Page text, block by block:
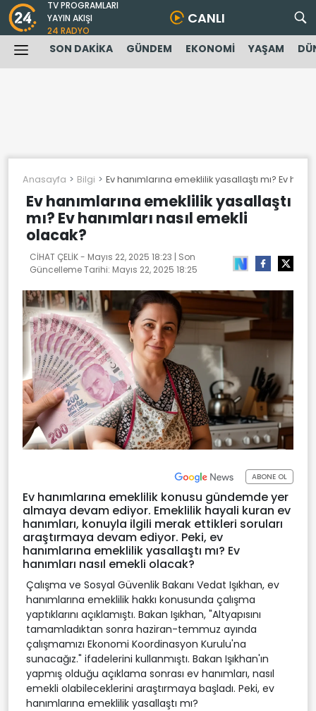
TV PROGRAMLARI
YAYIN AKIŞI
24 RADYO
CANLI
SON DAKİKA GÜNDEM EKONOMİ YAŞAM
Anasayfa Bilgi Ev hanımlarına emeklilik yasallaştı mı? Ev
Ev hanımlarına emeklilik yasallaştı
mı? Ev hanımları nasıl emekli
olacak?
CİHAT ÇELİK - Mayıs 22, 2025 18:23 | Son
Güncelleme Tarihi: Mayıs 22, 2025 18:25
ABONE OL
Ev hanımlarına emeklilik konusu gündemde yer
almaya devam ediyor. Emeklilik hayali kuran ev
hanımları, konuyla ilgili merak ettikleri soruları
araştırmaya devam ediyor. Peki, ev
hanımlarına emeklilik yasallaştı mı? Ev
hanımları nasıl emekli olacak?
Çalışma ve Sosyal Güvenlik Bakanı Vedat Işıkhan, ev
hanımlarına emeklilik hakkı konusunda çalışma
yaptıklarını açıklamıştı. Bakan Işıkhan, "Altyapısını
tamamladıktan sonra haziran-temmuz ayında
çalışmamızı Ekonomi Koordinasyon Kurulu'na
sunacağız." ifadelerini kullanmıştı. Bakan Işıkhan'ın
yapmış olduğu açıklama sonrası ev hanımları, nasıl
emekli olabileceklerini araştırmaya başladı. Peki, ev
hanımlarına emeklilik yasallaştı mı?